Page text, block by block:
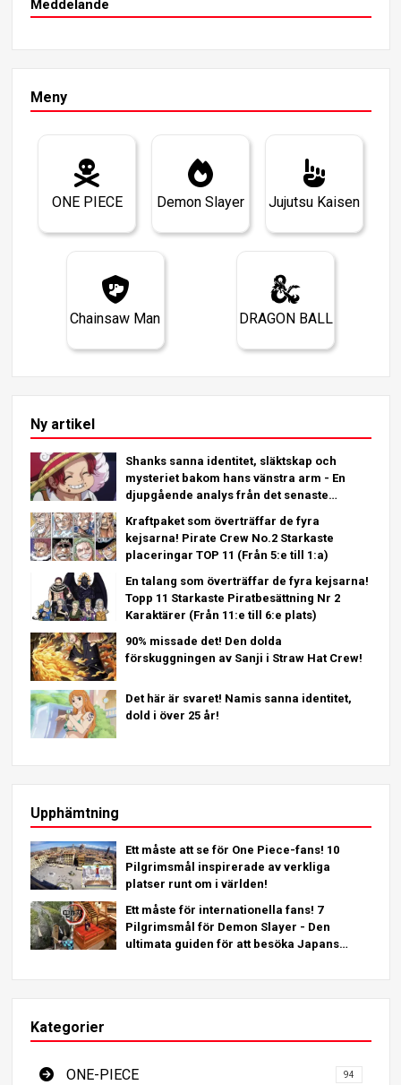
Meddelande
Meny
ONE PIECE Demon Slayer Jujutsu Kaisen
Chainsaw Man DRAGON BALL
Ny artikel
Shanks sanna identitet, släktskap och
mysteriet bakom hans vänstra arm - En
djupgående analys från det senaste
Kraftpaket som överträffar de fyra
kejsarna! Pirate Crew No.2 Starkaste
placeringar TOP 11 (Från 5:e till 1:a)
En talang som överträffar de fyra kejsarna!
Topp 11 Starkaste Piratbesättning Nr 2
Karaktärer (Från 11:e till 6:e plats)
90% missade det! Den dolda
förskuggningen av Sanji i Straw Hat Crew!
Det här är svaret! Namis sanna identitet,
dold i över 25 år!
Upphämtning
Ett måste att se för One Piece-fans! 10
Pilgrimsmål inspirerade av verkliga
platser runt om i världen!
Ett måste för internationella fans! 7
Pilgrimsmål för Demon Slayer - Den
ultimata guiden för att besöka Japans
Kategorier
ONE-PIECE 94